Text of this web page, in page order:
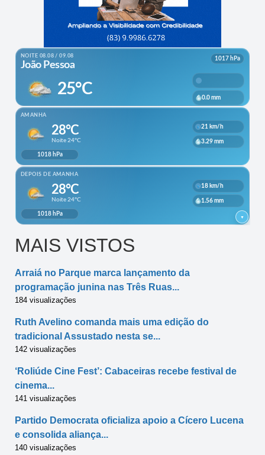
MAIS VISTOS
Arraiá no Parque marca lançamento da
programação junina nas Três Ruas...
184 visualizações
Ruth Avelino comanda mais uma edição do
tradicional Assustado nesta se...
142 visualizações
‘Roliúde Cine Fest’: Cabaceiras recebe festival de
cinema...
141 visualizações
Partido Democrata oficializa apoio a Cícero Lucena
e consolida aliança...
140 visualizações